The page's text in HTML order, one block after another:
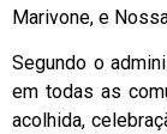
Marivone, e
Segundo o
em todas as
acolhida,